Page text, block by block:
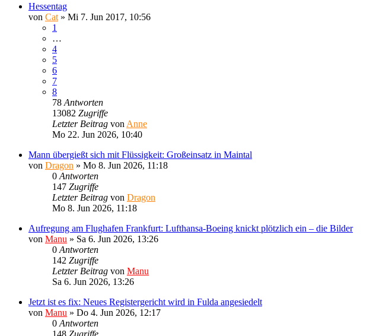
Hessentag
von Cat » Mi 7. Jun 2017, 10:56
1
…
4
5
6
7
8
78 Antworten
13082 Zugriffe
Letzter Beitrag von Anne
Mo 22. Jun 2026, 10:40
Mann übergießt sich mit Flüssigkeit: Großeinsatz in Maintal
von Dragon » Mo 8. Jun 2026, 11:18
0 Antworten
147 Zugriffe
Letzter Beitrag von Dragon
Mo 8. Jun 2026, 11:18
Aufregung am Flughafen Frankfurt: Lufthansa-Boeing knickt plötzlich ein – die Bilder
von Manu » Sa 6. Jun 2026, 13:26
0 Antworten
142 Zugriffe
Letzter Beitrag von Manu
Sa 6. Jun 2026, 13:26
Jetzt ist es fix: Neues Registergericht wird in Fulda angesiedelt
von Manu » Do 4. Jun 2026, 12:17
0 Antworten
148 Zugriffe